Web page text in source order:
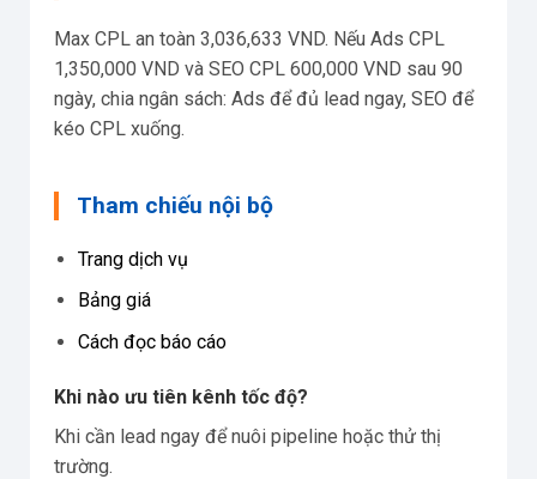
Max CPL an toàn 3,036,633 VND. Nếu Ads CPL
1,350,000 VND và SEO CPL 600,000 VND sau 90
ngày, chia ngân sách: Ads để đủ lead ngay, SEO để
kéo CPL xuống.
Tham chiếu nội bộ
Trang dịch vụ
Bảng giá
Cách đọc báo cáo
Khi nào ưu tiên kênh tốc độ?
Khi cần lead ngay để nuôi pipeline hoặc thử thị
trường.